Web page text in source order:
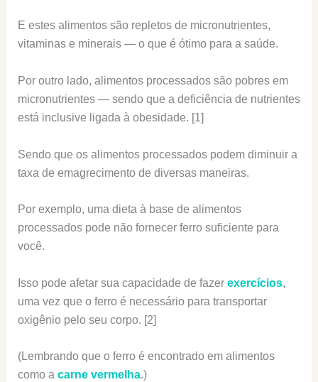
E estes alimentos são repletos de micronutrientes,
vitaminas e minerais — o que é ótimo para a saúde.
Por outro lado, alimentos processados são pobres em
micronutrientes — sendo que a deficiência de nutrientes
está inclusive ligada à obesidade. [1]
Sendo que os alimentos processados podem diminuir a
taxa de emagrecimento de diversas maneiras.
Por exemplo, uma dieta à base de alimentos
processados pode não fornecer ferro suficiente para
você.
Isso pode afetar sua capacidade de fazer exercícios,
uma vez que o ferro é necessário para transportar
oxigênio pelo seu corpo. [2]
(Lembrando que o ferro é encontrado em alimentos
como a carne vermelha.)